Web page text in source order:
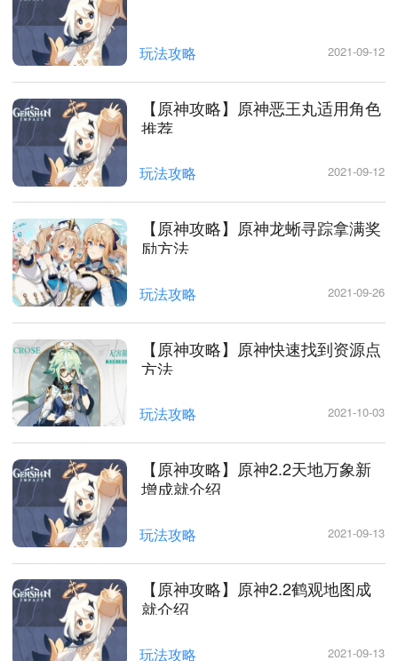
玩法攻略 2021-09-12
【原神攻略】原神恶王丸适用角色
推荐
玩法攻略 2021-09-12
【原神攻略】原神龙蜥寻踪拿满奖
励方法
玩法攻略 2021-09-26
【原神攻略】原神快速找到资源点
方法
玩法攻略 2021-10-03
【原神攻略】原神2.2天地万象新
增成就介绍
玩法攻略 2021-09-13
【原神攻略】原神2.2鹤观地图成
就介绍
玩法攻略 2021-09-13